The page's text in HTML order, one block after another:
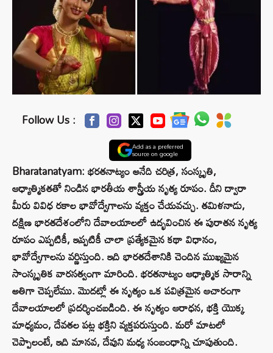
Follow Us :
Add as a preferred
source on google
Bharatanatyam: భరతనాట్యం అనేది చరిత్ర, సంస్కృతి,
ఆధ్యాత్మికతతో నిండిన భారతీయ శాస్త్రీయ నృత్య రూపం. దీని ద్వారా
మీరు వివిధ రకాల భావోద్వేగాలను వ్యక్తం చేయవచ్చు. తమిళనాడు,
దక్షిణ భారతదేశంలోని దేవాలయాలలో ఉద్భవించిన ఈ పురాతన నృత్య
రూపం ఎప్పటికీ, ఇప్పటికీ చాలా ప్రత్యేకమైన కథా విధానం,
భావోద్వేగాలను వర్ణిస్తుంది. ఇది భారతదేశానికి చెందిన ముఖ్యమైన
సాంస్కృతిక వారసత్వంగా మారింది. భరతనాట్యం ఆధ్యాత్మిక సారాన్ని
అతిగా చెప్పలేము. మొదట్లో ఈ నృత్యం ఒక పవిత్రమైన ఆచారంగా
దేవాలయాలలో ప్రదర్శించబడింది. ఈ నృత్యం ఆరాధన, భక్తి యొక్క
మాధ్యమం, దేవతల పట్ల భక్తిని వ్యక్తపరుస్తుంది. మరో మాటలో
చెప్పాలంటే, ఇది మానవ, దేవుని మధ్య సంబంధాన్ని చూపుతుంది.